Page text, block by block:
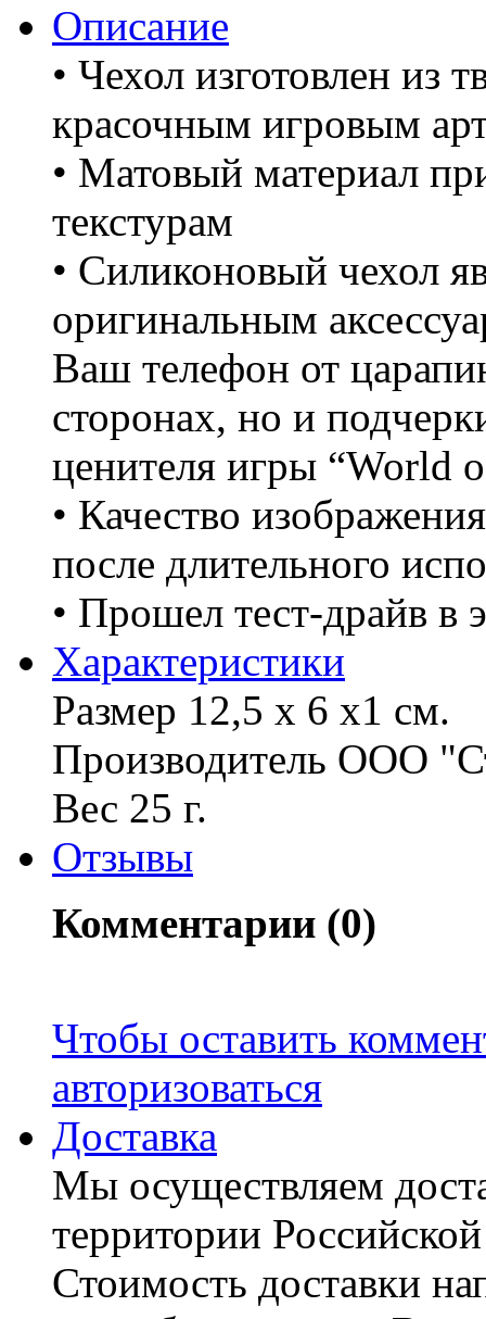
Описание
• Чехол изготовлен из
красочным игровым
• Матовый материал
текстурам
• Силиконовый чехол
оригинальным
Ваш телефон от
сторонах, но и
ценителя игры “World
• Качество
после длительного
• Прошел тест-драйв в
Характериcтики
Размер 12,5 х 6 х1 см.
Производитель ООО
Вес 25 г.
Отзывы
Комментарии (0)
Чтобы оставить
авторизоваться
Доставка
Мы осуществляем
территории
Стоимость доставки